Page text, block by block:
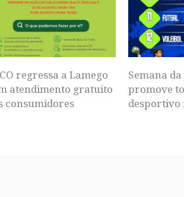
regressa a Lamego
atendimento gratuito
consumidores
Semana
promove